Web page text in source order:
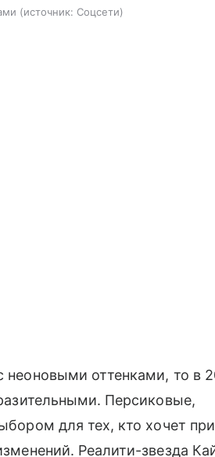
источник: Соцсети
оттенками, то в
Персиковые,
для тех, кто хочет
Реалити-звезда